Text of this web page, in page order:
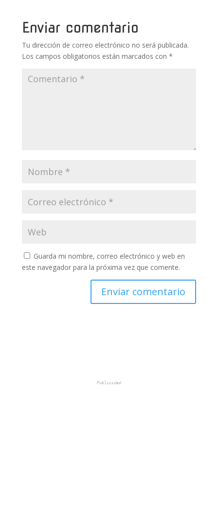
o
k p r
Enviar comentario
Tu dirección de correo electrónico no será publicada.
Los campos obligatorios están marcados con *
Guarda mi nombre, correo electrónico y web en
este navegador para la próxima vez que comente.
Publicidad